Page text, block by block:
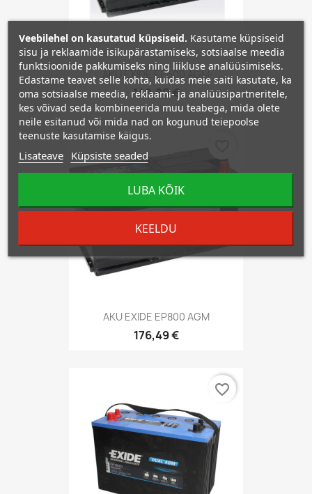
AKU EXIDE EP600 AGM
148,80 €
AKU EXIDE EP800 AGM
176,49 €
favorite_border
Veebilehel on kasutatud küpsiseid. Kasutame küpsiseid
sisu ja reklaamide isikupärastamiseks, sotsiaalse meedia
funktsioonide pakkumiseks ning liikluse analüüsimiseks.
Edastame teavet selle kohta, kuidas meie saiti kasutate, ka
oma sotsiaalse meedia, reklaami- ja analüüsipartneritele,
kes võivad seda kombineerida muu teabega, mida olete
neile esitanud või mida nad on kogunud teiepoolse
teenuste kasutamise käigus.
Lisateave Küpsiste seaded
KEELDU
LUBA KÕIK